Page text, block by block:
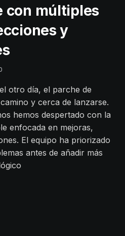
con múltiples
y
otro día, el parche de
y cerca de lanzarse.
hemos despertado con la
enfocada en mejoras,
El equipo ha priorizado
antes de añadir más